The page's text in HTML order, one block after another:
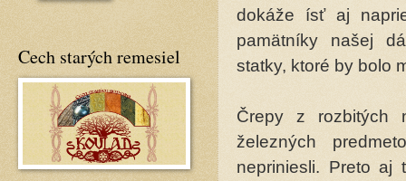
dokáže ísť aj
pamätníky našej
statky, ktoré by bolo
Črepy z rozbitých
železných
nepriniesli. Preto aj
Cech starých remesiel